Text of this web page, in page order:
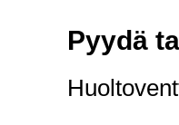
Pyydä